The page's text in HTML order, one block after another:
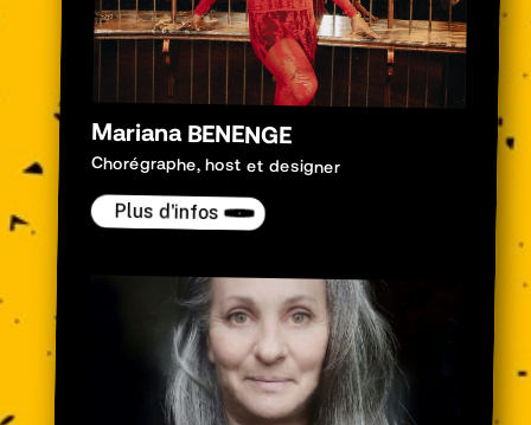
Mariana BENENGE
Chorégraphe, host et designer
Plus d'infos